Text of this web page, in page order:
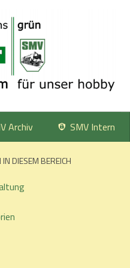
SMV Intern
Archiv
DIESEM BEREICH